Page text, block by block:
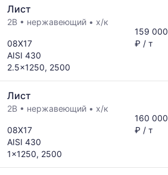
Лист
2B • нержавеющий • х/к
08Х17
AISI 430
2.5x1250, 2500
159 000
₽ / т
Лист
2B • нержавеющий • х/к
08Х17
AISI 430
1x1250, 2500
160 000
₽ / т